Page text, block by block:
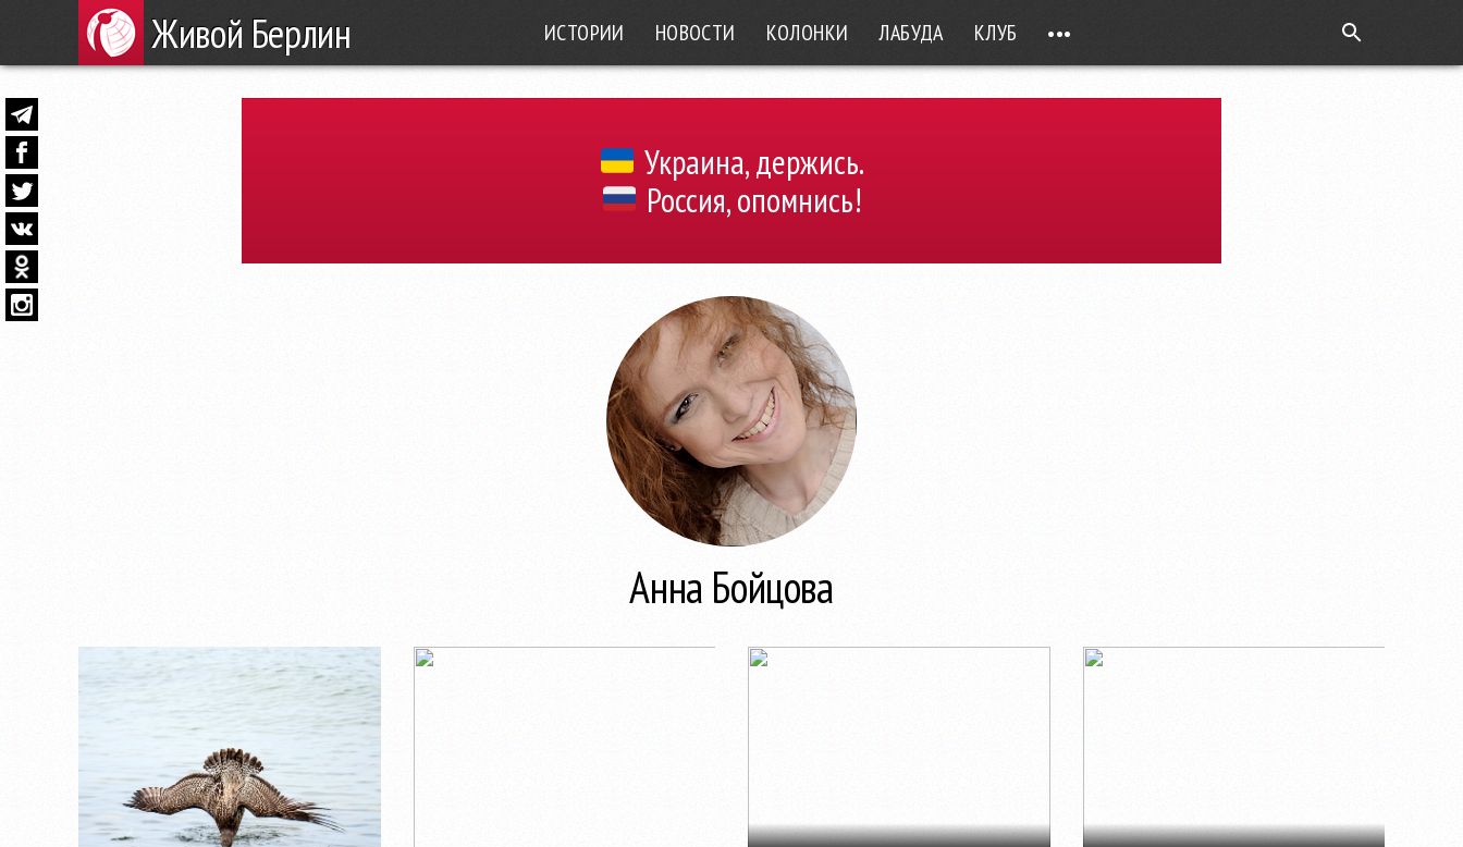
Живой Берлин ИСТОРИИ НОВОСТИ КОЛОНКИ ЛАБУДА КЛУБ •••
Украина, держись.
Россия, опомнись!
Анна Бойцова